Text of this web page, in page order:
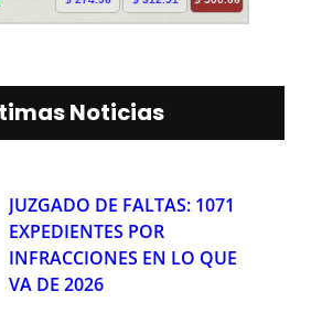
Noticias
JUZGADO DE FALTAS: 1071
EXPEDIENTES POR
INFRACCIONES EN LO QUE
VA DE 2026